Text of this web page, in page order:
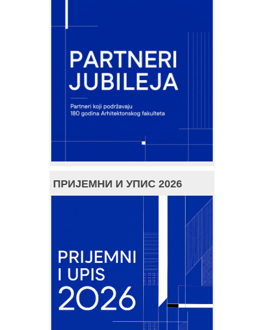
ПРИЈЕМНИ И УПИС 2026